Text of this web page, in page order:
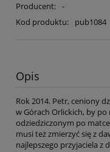
Producent: -
Kod produktu:
pub1084
Opis
Rok 2014. Petr, ceniony
w Górach Orlickich, by po
odziedziczonym po
musi też zmierzyć się z
najlepszego przyjaciela z